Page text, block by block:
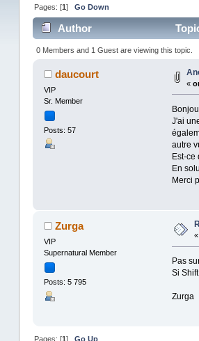
Pages: [1]Go Down
Author
0 Members and 1 Guest are viewing this topic.
daucourt
VIP
Sr. Member
Posts: 57
«
J'ai
autre
Est-ce
En
Merci
Zurga
VIP
Supernatural Member
Posts: 5 795
«
Pas
Si
Zurga
Pages: [1]Go Up